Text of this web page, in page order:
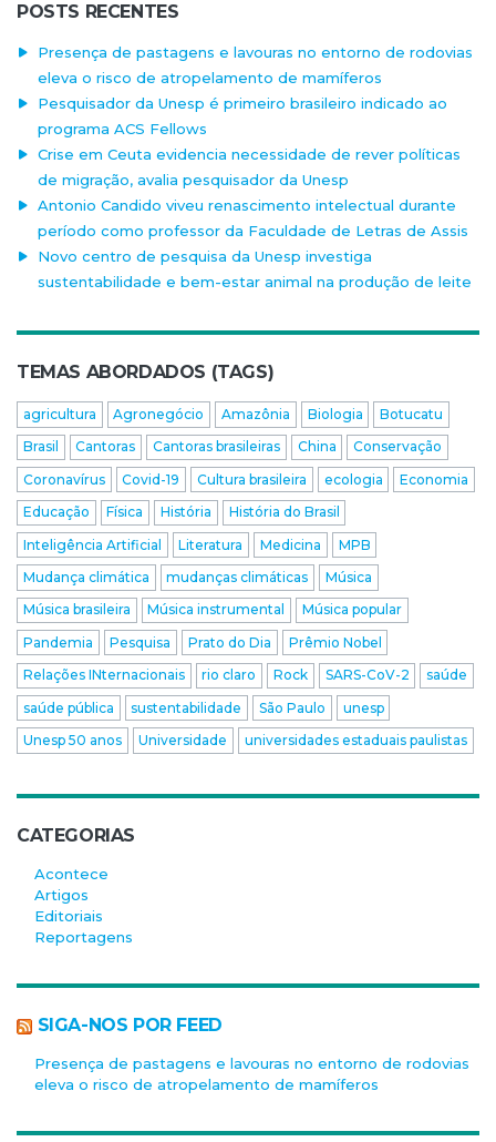
POSTS RECENTES
Presença de pastagens e lavouras no entorno de rodovias
eleva o risco de atropelamento de mamíferos
Pesquisador da Unesp é primeiro brasileiro indicado ao
programa ACS Fellows
Crise em Ceuta evidencia necessidade de rever políticas
de migração, avalia pesquisador da Unesp
Antonio Candido viveu renascimento intelectual durante
período como professor da Faculdade de Letras de Assis
Novo centro de pesquisa da Unesp investiga
sustentabilidade e bem-estar animal na produção de leite
TEMAS ABORDADOS (TAGS)
agricultura Agronegócio Amazônia Biologia
Botucatu
Brasil
Cantoras Cantoras brasileiras China
Conservação
Coronavírus
Covid-19 Cultura brasileira ecologia
Economia
Educação
Física História
História do Brasil
Inteligência Artificial
Literatura Medicina
MPB
Mudança climática
mudanças climáticas
Música
Música brasileira
Música instrumental
Música popular
Pandemia
Pesquisa Prato do Dia
Prêmio Nobel
Relações INternacionais
rio claro Rock SARS-CoV-2
saúde
saúde pública
sustentabilidade São Paulo
unesp
Unesp 50 anos
Universidade universidades estaduais paulistas
CATEGORIAS
Acontece
Artigos
Editoriais
Reportagens
SIGA-NOS POR FEED
Presença de pastagens e lavouras no entorno de rodovias
eleva o risco de atropelamento de mamíferos